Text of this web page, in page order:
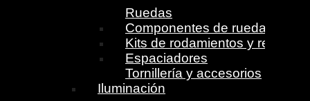
Ruedas
Componentes de ruedas
Kits de rodamientos y retenes
Espaciadores
Tornillería y accesorios
Iluminación